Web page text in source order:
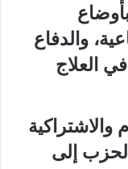
والدفاع
العلاج
إلى